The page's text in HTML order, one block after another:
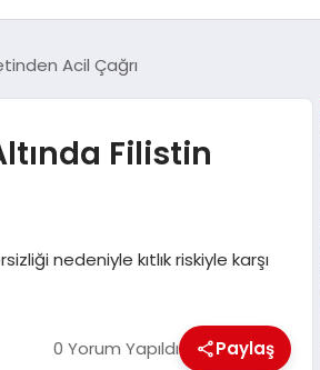
Acil Çağrı
Filistin
nedeniyle kıtlık riskiyle karşı
0 Yorum Yapıldı Paylaş